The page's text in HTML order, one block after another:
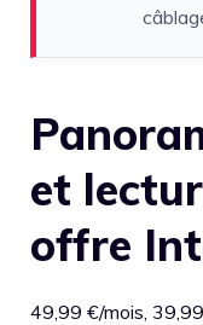
et
offre
49,99 €/mois,